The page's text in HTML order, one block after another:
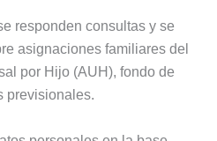
responden consultas y se
asignaciones familiares del
por Hijo (AUH), fondo de
previsionales.